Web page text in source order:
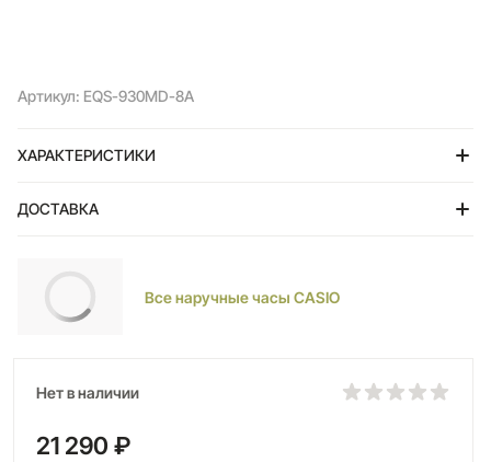
Артикул: EQS-930MD-8A
ХАРАКТЕРИСТИКИ
ДОСТАВКА
Все наручные часы CASIO
Нет в наличии
21 290 ₽